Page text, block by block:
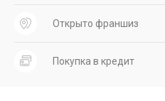
Открыто франшиз
Покупка в кредит